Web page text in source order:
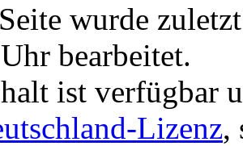
wurde
bearbeitet.
ist verfügbar
Lizenz,